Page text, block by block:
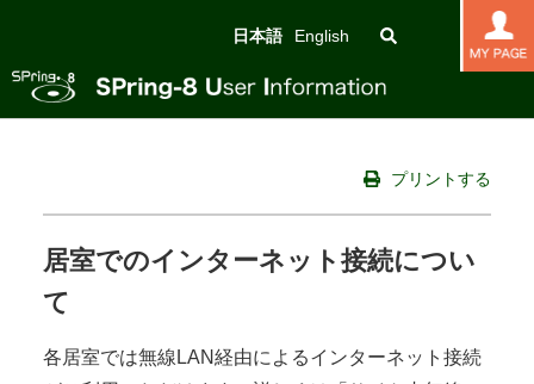
日本語 English
プリントする
居室でのインターネット接続につい
て
各居室では無線LAN経由によるインターネット接続